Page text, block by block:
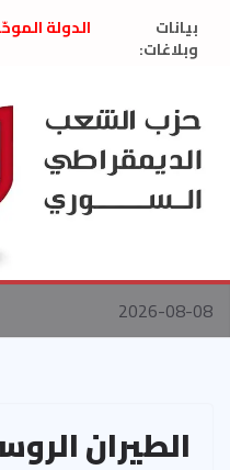
بيانات
وبلاغات:
الدولة
العام
الديمقراطي
بلاغ صادر عن
2026
الحرب
في إيران ..
السوري
2026-08-08
الطيران